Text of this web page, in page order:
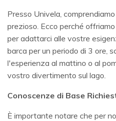
Presso Univela,
prezioso. Ecco perché
per adattarci alle vostre
barca per un periodo di 3 ore,
l'esperienza al mattino o al
vostro divertimento sul lago.
Conoscenze di Base
È importante notare che per